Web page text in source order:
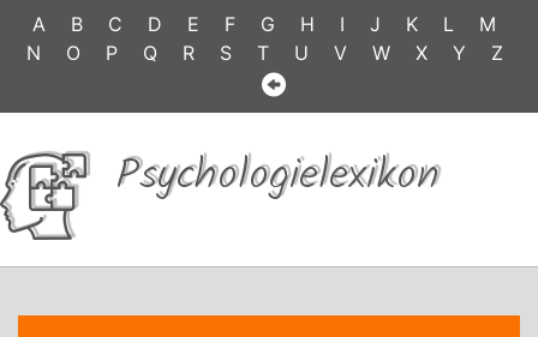
A B C D E F G H I J K L
M
N
O P Q R S T U V W X Y Z
Psychologielexikon